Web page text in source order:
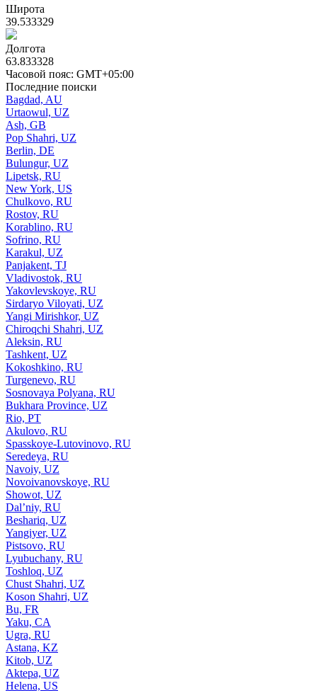
Широта
39.533329
Долгота
63.833328
Часовой пояс: GMT+05:00
Последние поиски
Bagdad, AU
Urtaowul, UZ
Ash, GB
Pop Shahri, UZ
Berlin, DE
Bulungur, UZ
Lipetsk, RU
New York, US
Chulkovo, RU
Rostov, RU
Korablino, RU
Sofrino, RU
Karakul, UZ
Panjakent, TJ
Vladivostok, RU
Yakovlevskoye, RU
Sirdaryo Viloyati, UZ
Yangi Mirishkor, UZ
Chiroqchi Shahri, UZ
Aleksin, RU
Tashkent, UZ
Kokoshkino, RU
Turgenevo, RU
Sosnovaya Polyana, RU
Bukhara Province, UZ
Rio, PT
Akulovo, RU
Spasskoye-Lutovinovo, RU
Seredeya, RU
Navoiy, UZ
Novoivanovskoye, RU
Showot, UZ
Dal’niy, RU
Beshariq, UZ
Yangiyer, UZ
Pistsovo, RU
Lyubuchany, RU
Toshloq, UZ
Chust Shahri, UZ
Koson Shahri, UZ
Bu, FR
Yaku, CA
Ugra, RU
Astana, KZ
Kitob, UZ
Aktepa, UZ
Helena, US